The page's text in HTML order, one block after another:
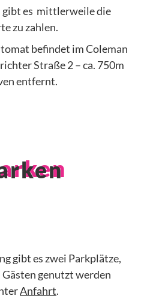
gibt es mittlerweile die
zu zahlen.
befindet im Coleman
Straße 2 – ca. 750m
entfernt.
gibt es zwei Parkplätze,
genutzt werden
Anfahrt.